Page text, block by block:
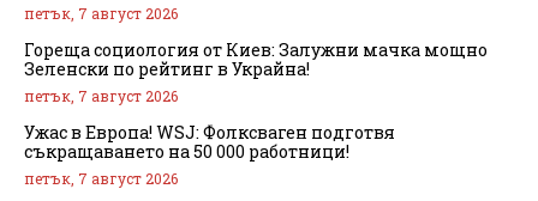
петък, 7 август 2026
Гореща социология от Киев: Залужни мачка мощно
Зеленски по рейтинг в Украйна!
петък, 7 август 2026
Ужас в Европа! WSJ: Фолксваген подготвя
съкращаването на 50 000 работници!
петък, 7 август 2026